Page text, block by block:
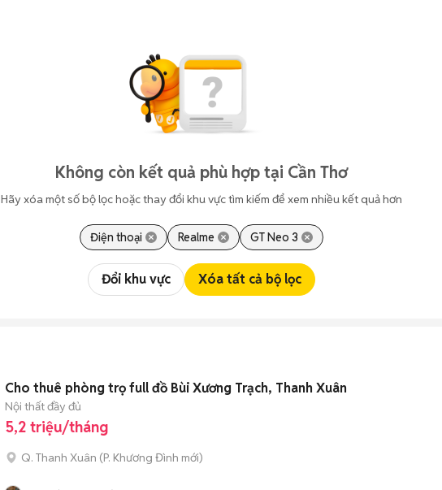
Không còn kết quả phù hợp tại Cần Thơ
Hãy xóa một số bộ lọc hoặc thay đổi khu vực tìm kiếm để xem nhiều kết quả hơn
Điện thoại Realme GT Neo 3
Đổi khu vực Xóa tất cả bộ lọc
Cho thuê phòng trọ full đồ Bùi Xương Trạch, Thanh Xuân
Nội thất đầy đủ
5,2 triệu/tháng
Q. Thanh Xuân (P. Khương Đình mới)